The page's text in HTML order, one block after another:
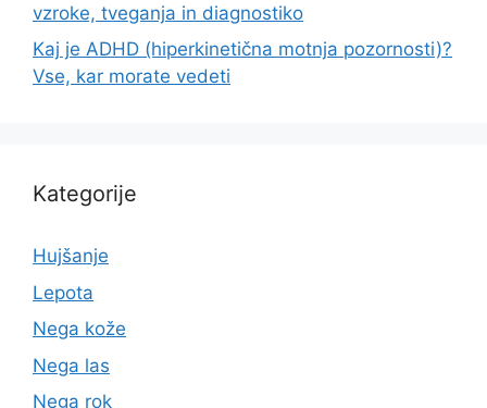
vzroke, tveganja in diagnostiko
Kaj je ADHD (hiperkinetična motnja pozornosti)?
Vse, kar morate vedeti
Kategorije
Hujšanje
Lepota
Nega kože
Nega las
Nega rok